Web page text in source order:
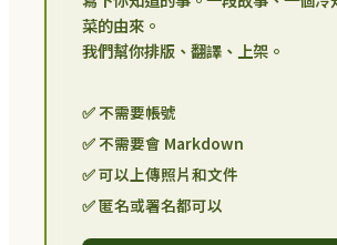
菜的由來。
我們幫你排版、翻譯、上架。
✅ 不需要帳號
✅ 不需要會 Markdown
✅ 可以上傳照片和文件
✅ 匿名或署名都可以